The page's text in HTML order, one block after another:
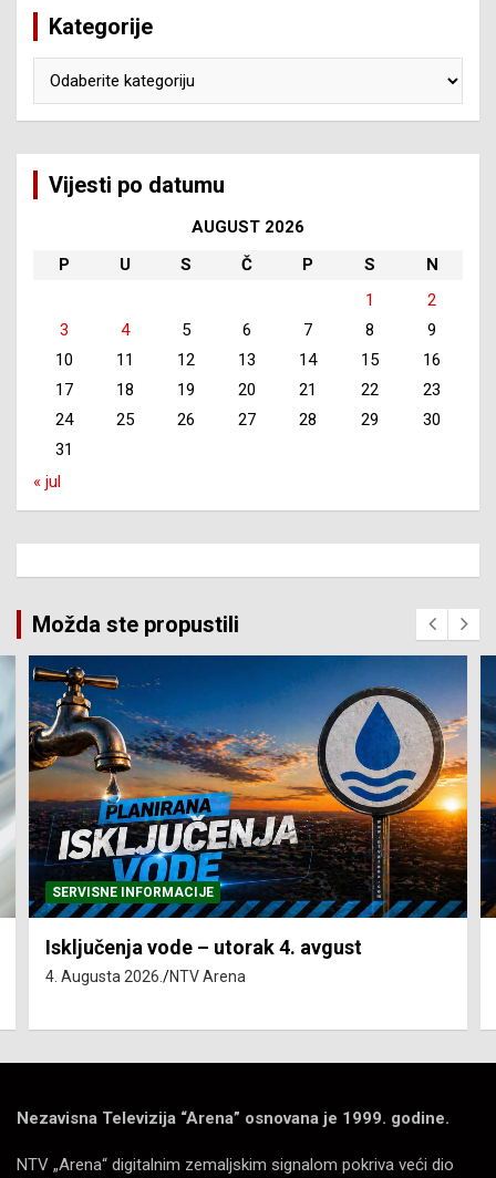
Kategorije
Vijesti po datumu
AUGUST 2026
P
U S Č P S
N
1
2
3
4 5 6 7 8
9
10
11 12 13 14 15
16
17
18 19 20 21 22
23
24
25 26 27 28 29
30
31
« jul
Možda ste propustili
SERVISNE INFORMACIJE
Isključenja vode – utorak 4. avgust
4. Augusta 2026. NTV Arena
Nezavisna Televizija “Arena” osnovana je 1999. godine.
NTV „Arena“ digitalnim zemaljskim signalom pokriva veći dio